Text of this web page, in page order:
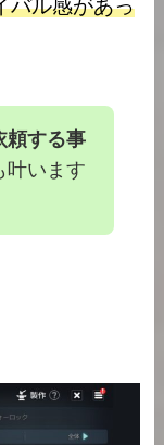
バル感があっ
頼する事
叶います